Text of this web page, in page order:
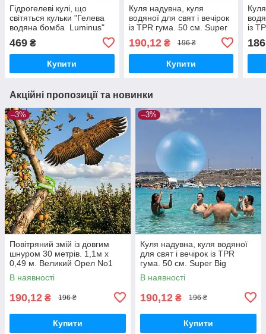
Гідрогелеві кулі, що
світяться кульки "Гелева
водяна бомба Luminus"
10000 штук. Кульки орбізи.
Світяться.
469 ₴
Купити
Куля надувна, куля
водяної для свят і вечірок
із TPR гума. 50 см. Super
190,12₴ 196 ₴
Купити
із
186
Акційні пропозиції та новинки
–3%
Повітряний змій із довгим
шнуром 30 метрів. 1,1м х
0,49 м. Великий Орел No1
В наявності
190,12 ₴ 196 ₴
Купити
–3%
Куля надувна, куля водяної
для свят і вечірок із TPR
гума. 50 см. Super Big
В наявності
190,12 ₴ 196 ₴
Купити